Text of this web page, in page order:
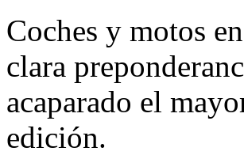
Coches y motos
clara
acaparado el
edición.